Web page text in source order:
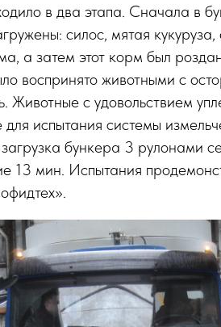
в два этапа. Сначала в
силос, мятая
а затем этот корм был
воспринято животными с
Животные с удовольствием
испытания системы
бункера 3 рулонами
13 мин. Испытания